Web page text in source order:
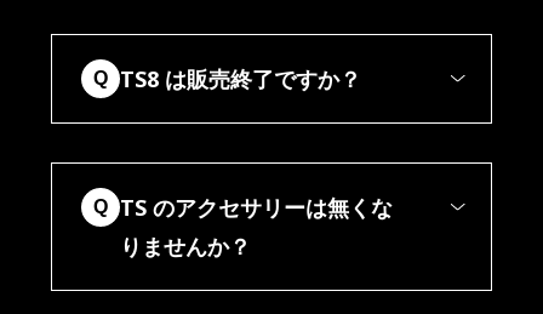
Q TS8 は販売終了ですか？
Q
TS のアクセサリーは無くな
りませんか？